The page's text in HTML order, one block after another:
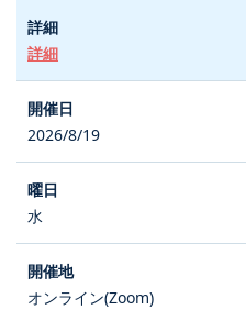
詳細
2026/8/19
水
オンライン(Zoom)